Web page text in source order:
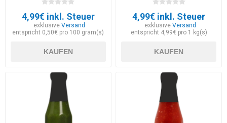
4,99€ inkl. Steuer
exklusiveVersand
entspricht 0,50€ pro 100 gram(s)
KAUFEN
4,99€ inkl. Steuer
exklusive Versand
entspricht 4,99€ pro 1 kg(s)
KAUFEN